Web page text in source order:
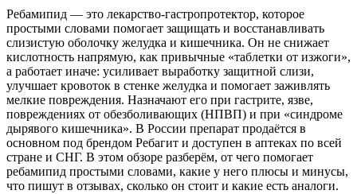
Ребамипид — это лекарство-гастропротектор, которое
простыми словами помогает защищать и восстанавливать
слизистую оболочку желудка и кишечника. Он не снижает
кислотность напрямую, как привычные «таблетки от изжоги»,
а работает иначе: усиливает выработку защитной слизи,
улучшает кровоток в стенке желудка и помогает заживлять
мелкие повреждения. Назначают его при гастрите, язве,
повреждениях от обезболивающих (НПВП) и при «синдроме
дырявого кишечника». В России препарат продаётся в
основном под брендом Ребагит и доступен в аптеках по всей
стране и СНГ. В этом обзоре разберём, от чего помогает
ребамипид простыми словами, какие у него плюсы и минусы,
что пишут в отзывах, сколько он стоит и какие есть аналоги.